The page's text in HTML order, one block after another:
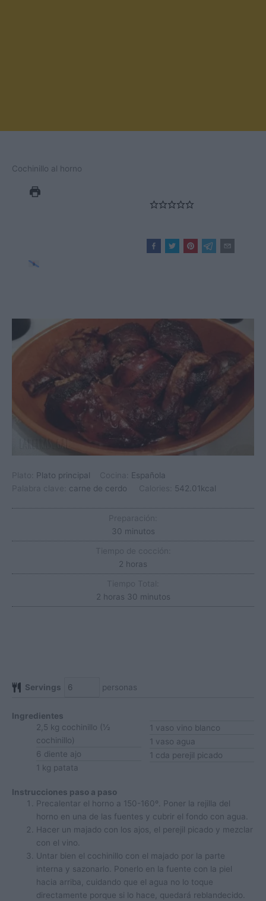
Cochinillo al horno
Plato principal
Española
carne de cerdo 542.01kcal
30 minutos
minutos
2 horas
horas
2horas
horas 30 minutos
minutos
Servings personas
Ingredientes
2,5 kg cochinillo (½
cochinillo)
6 diente ajo
1 kg patata
1 vaso vino blanco
1 vaso agua
1 cda perejil picado
Instrucciones paso a paso
Precalentar el horno a 150-160º. Poner la rejilla del
horno en una de las fuentes y cubrir el fondo con agua.
Hacer un majado con los ajos, el perejil picado y mezclar
con el vino.
Untar bien el cochinillo con el majado por la parte
interna y sazonarlo. Ponerlo en la fuente con la piel
hacia arriba, cuidando que el agua no lo toque
directamente porque si lo hace, quedará reblandecido.